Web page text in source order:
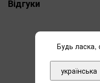
Відгуки
Будь ласка,
українська